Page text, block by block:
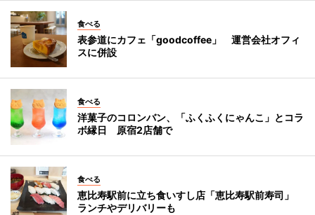
食べる
表参道にカフェ「goodcoffee」 運営会社オフィ
スに併設
食べる
洋菓子のコロンバン、「ふくふくにゃんこ」とコラ
ボ縁日 原宿2店舗で
食べる
恵比寿駅前に立ち食いすし店「恵比寿駅前寿司」
ランチやデリバリーも